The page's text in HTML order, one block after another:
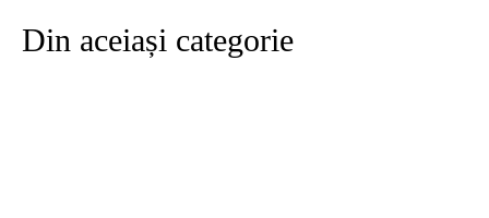
Din aceiași categorie